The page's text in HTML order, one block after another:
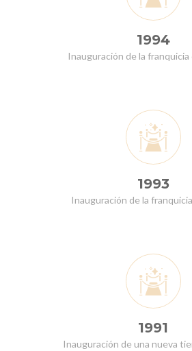
1994
Inauguración de la
1993
Inauguración de la
1991
Inauguración de una nueva